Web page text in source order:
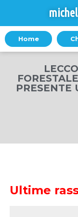
Home
PRESENTE
Ultime